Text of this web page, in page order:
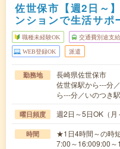
佐世保市【週2日～
ンションで生活サポ
職種未経験OK 交通費別途支
WEB登録OK 派遣
勤務地
長崎県佐世保市
佐世保駅から---分
ら---分／いのつき
曜日頻度 週2日～5日OK（
時間
★1日4時間～の時
7:00～16:009:00